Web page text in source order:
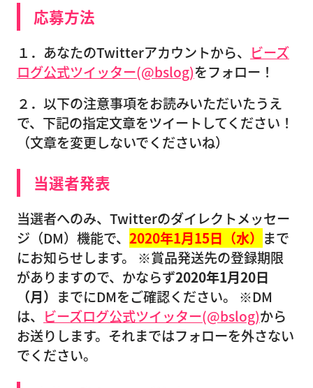
応募方法
１．あなたのTwitterアカウントから、 ビーズ
ログ公式ツイッター(@bslog)をフォロー！
２．以下の注意事項をお読みいただいたうえ
で、下記の指定文章をツイートしてください！
（文章を変更しないでくださいね）
当選者発表
当選者へのみ、Twitterのダイレクトメッセー
ジ（DM）機能で、 2020年1月15日（水） まで
にお知らせします。 ※賞品発送先の登録期限
がありますので、かならず2020年1月20日
（月） までにDMをご確認ください。 ※DM
は、 ビーズログ公式ツイッター(@bslog)から
お送りします。それまではフォローを外さない
でください。